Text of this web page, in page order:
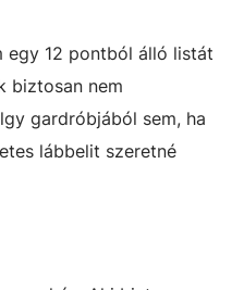
egy 12 pontból álló listát
biztosan nem
gardróbjából sem, ha
lábbelit szeretné